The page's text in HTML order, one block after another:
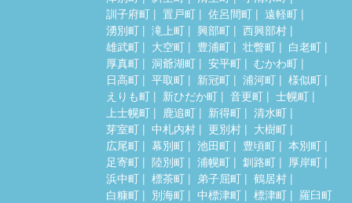
訓子府町
置戸町 佐呂間町
遠軽町
湧別町
滝上町 興部町
西興部村
雄武町
大空町 豊浦町 壮瞥町
白老町
厚真町
洞爺湖町 安平町
むかわ町
日高町
平取町 新冠町 浦河町
様似町
えりも町
新ひだか町 音更町
士幌町
上士幌町
鹿追町 新得町
清水町
芽室町
中札内村 更別村
大樹町
広尾町
幕別町 池田町 豊頃町
本別町
足寄町
陸別町 浦幌町 釧路町
厚岸町
浜中町
標茶町 弟子屈町
鶴居村
白糠町
別海町 中標津町 標津町 羅臼町